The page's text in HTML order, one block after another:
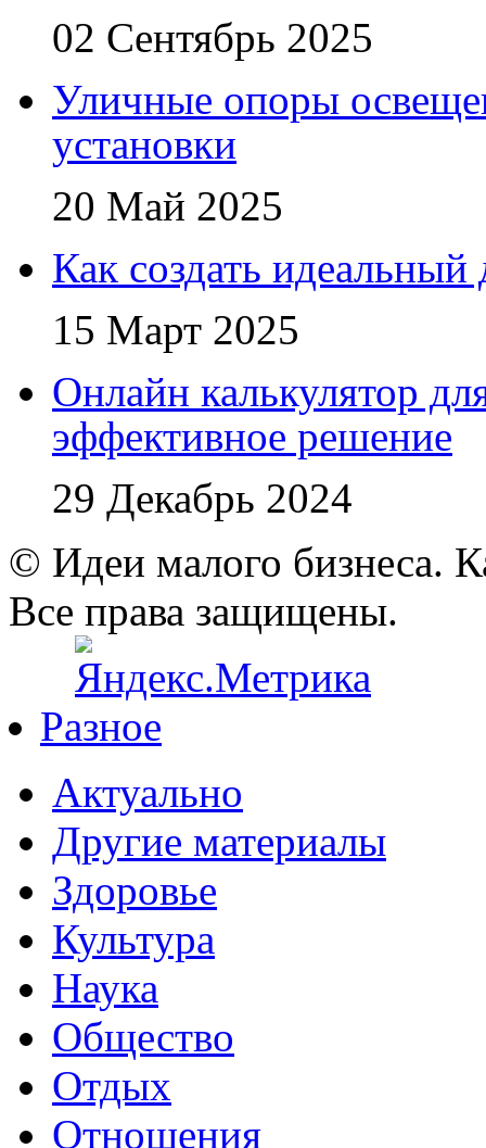
02 Сентябрь 2025
Уличные опоры
установки
20 Май 2025
Как создать
15 Март 2025
Онлайн калькулятор
эффективное решение
29 Декабрь 2024
© Идеи малого бизнеса.
Все права защищены.
Разное
Актуально
Другие материалы
Здоровье
Культура
Наука
Общество
Отдых
Отношения